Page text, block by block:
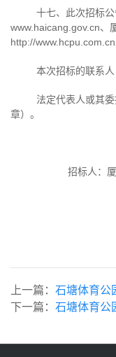
十七、此次招标
www.haicang.gov.cn、
http://www.hcpu.com.cn
本次招标的联系
法定代表人或其委
章）。
招标人：厦
上一篇： 石塘体育公
下一篇： 石塘体育公